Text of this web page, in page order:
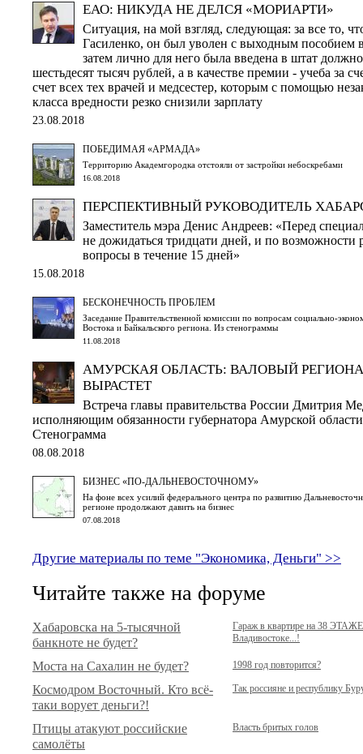
ЕАО: НИКУДА НЕ ДЕЛСЯ «МОРИАРТИ»
Ситуация, на мой взгляд, следующая: за все то,
Гасиленко, он был уволен с выходным пособием
затем лично для него была введена в штат
шестьдесят тысяч рублей, а в качестве премии - учеба за
счет всех тех врачей и медсестер, которым с помощью
класса вредности резко снизили зарплату
23.08.2018
ПОБЕДИМАЯ «АРМАДА»
Территорию Академгородка отстояли от застройки небоскребами
16.08.2018
ПЕРСПЕКТИВНЫЙ РУКОВОДИТЕЛЬ
Заместитель мэра Денис Андреев: «Перед
не дожидаться тридцати дней, и по возможности
вопросы в течение 15 дней»
15.08.2018
БЕСКОНЕЧНОСТЬ ПРОБЛЕМ
Заседание Правительственной комиссии по вопросам социально-
Востока и Байкальского региона. Из стенограммы
11.08.2018
АМУРСКАЯ ОБЛАСТЬ: ВАЛОВЫЙ
ВЫРАСТЕТ
Встреча главы правительства России Дмитрия
исполняющим обязанности губернатора Амурской
Стенограмма
08.08.2018
БИЗНЕС «ПО-ДАЛЬНЕВОСТОЧНОМУ»
На фоне всех усилий федерального центра по развитию
регионе продолжают давить на бизнес
07.08.2018
Другие материалы по теме "Экономика, Деньги" >>
Читайте также на форуме
Хабаровска на 5-тысячной
банкноте не будет?
Гараж в квартире на 38
Владивостоке...!
Моста на Сахалин не будет? 1998 год повторится?
Космодром Восточный. Кто всё-
таки ворует деньги?!
Так россияне и республику
Птицы атакуют российские
самолёты
Власть бритых голов